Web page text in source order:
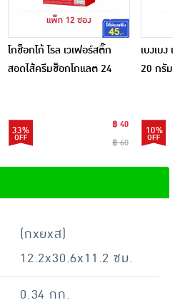
โกช็อกโก้ โรล เวเฟอร์สติ๊ก
สอดไส้ครีมช็อกโกแลต 24
33%
฿ 40
฿ 60
เบงเบง
20 กรัม
10%
(กxยxส)
12.2x30.6x11.2 ซม.
0.34 กก.